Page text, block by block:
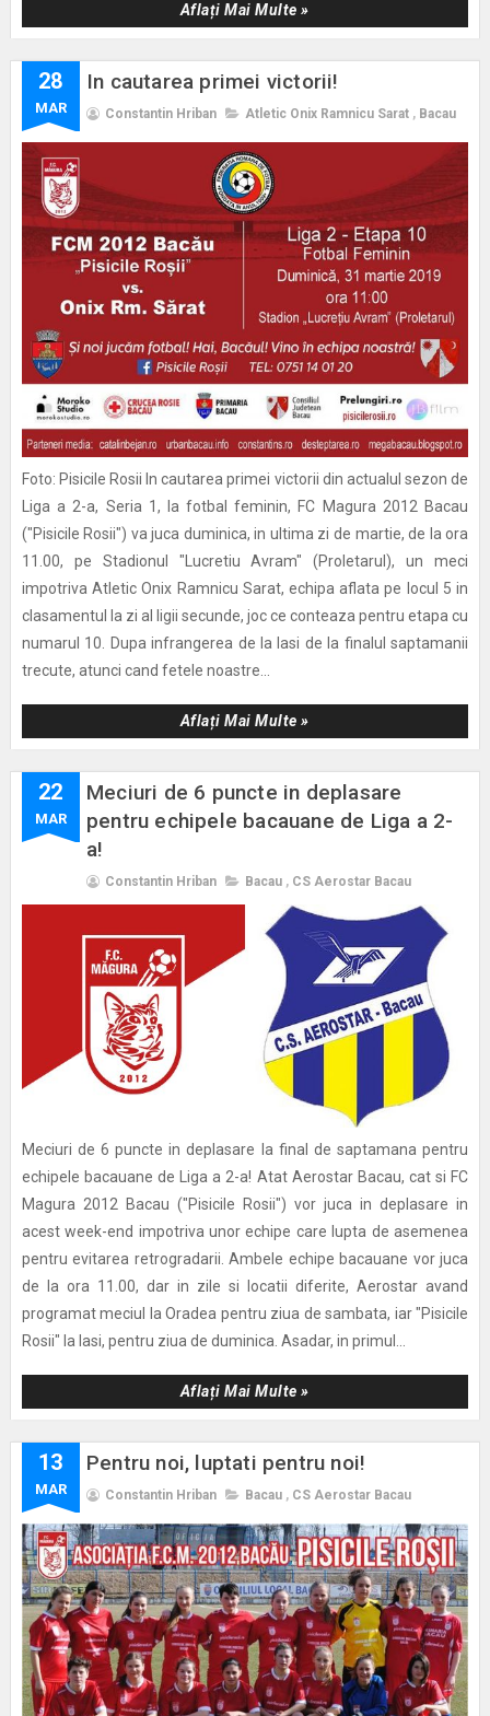
Aflați Mai Multe »
28
MAR
In cautarea primei victorii!
Constantin Hriban Atletic Onix Ramnicu Sarat , Bacau
Foto: Pisicile Rosii In cautarea primei victorii din actualul sezon de
Liga a 2-a, Seria 1, la fotbal feminin, FC Magura 2012 Bacau
("Pisicile Rosii") va juca duminica, in ultima zi de martie, de la ora
11.00, pe Stadionul "Lucretiu Avram" (Proletarul), un meci
impotriva Atletic Onix Ramnicu Sarat, echipa aflata pe locul 5 in
clasamentul la zi al ligii secunde, joc ce conteaza pentru etapa cu
numarul 10. Dupa infrangerea de la Iasi de la finalul saptamanii
trecute, atunci cand fetele noastre...
Aflați Mai Multe »
22
MAR
Meciuri de 6 puncte in deplasare
pentru echipele bacauane de Liga a 2-
a!
Constantin Hriban Bacau , CS Aerostar Bacau
Meciuri de 6 puncte in deplasare la final de saptamana pentru
echipele bacauane de Liga a 2-a! Atat Aerostar Bacau, cat si FC
Magura 2012 Bacau ("Pisicile Rosii") vor juca in deplasare in
acest week-end impotriva unor echipe care lupta de asemenea
pentru evitarea retrogradarii. Ambele echipe bacauane vor juca
de la ora 11.00, dar in zile si locatii diferite, Aerostar avand
programat meciul la Oradea pentru ziua de sambata, iar "Pisicile
Rosii" la Iasi, pentru ziua de duminica. Asadar, in primul...
Aflați Mai Multe »
13
MAR
Pentru noi, luptati pentru noi!
Constantin Hriban Bacau , CS Aerostar Bacau